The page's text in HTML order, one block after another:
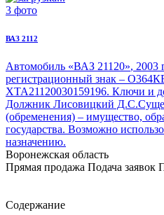
3 фото
ВАЗ 2112
Автомобиль «ВАЗ 21120», 2003
регистрационный знак –
XTA21120030159196. Ключи и
Должник Лисовицкий
(обременения) – имущество,
государства. Возможно
назначению.
Воронежская область
Прямая продажа Подача заявок
Содержание